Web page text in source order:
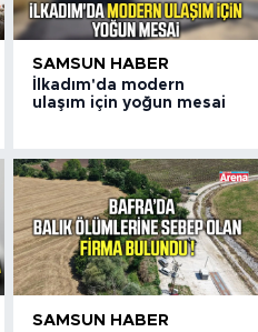
SAMSUN HABER
İlkadım'da modern
ulaşım için yoğun mesai
SAMSUN HABER